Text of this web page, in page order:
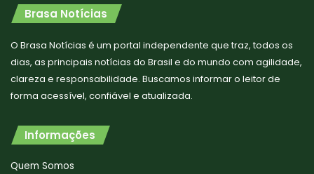
Brasa Notícias
O Brasa Notícias é um portal independente que traz, todos os
dias, as principais notícias do Brasil e do mundo com agilidade,
clareza e responsabilidade. Buscamos informar o leitor de
forma acessível, confiável e atualizada.
Informações
Quem Somos